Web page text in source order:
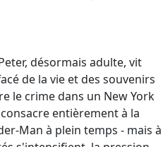
désormais adulte, vit
de la vie et des souvenirs
le crime dans un New York
entièrement à la
Man à plein temps - mais à